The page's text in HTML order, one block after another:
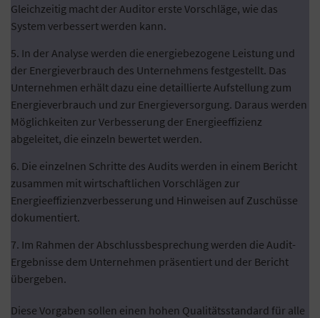
Gleichzeitig macht der Auditor erste Vorschläge, wie das
System verbessert werden kann.
In der Analyse werden die energiebezogene Leistung und
der Energieverbrauch des Unternehmens festgestellt. Das
Unternehmen erhält dazu eine detaillierte Aufstellung zum
Energieverbrauch und zur Energieversorgung. Daraus werden
Möglichkeiten zur Verbesserung der Energieeffizienz
abgeleitet, die einzeln bewertet werden.
Die einzelnen Schritte des Audits werden in einem Bericht
zusammen mit wirtschaftlichen Vorschlägen zur
Energieeffizienzverbesserung und Hinweisen auf Zuschüsse
dokumentiert.
Im Rahmen der Abschlussbesprechung werden die Audit-
Ergebnisse dem Unternehmen präsentiert und der Bericht
übergeben.
Diese Vorgaben sollen einen hohen Qualitätsstandard für alle